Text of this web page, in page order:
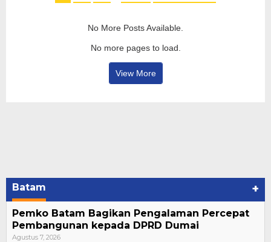
No More Posts Available.
No more pages to load.
View More
Batam +
Pemko Batam Bagikan Pengalaman Percepat
Pembangunan kepada DPRD Dumai
Agustus 7, 2026